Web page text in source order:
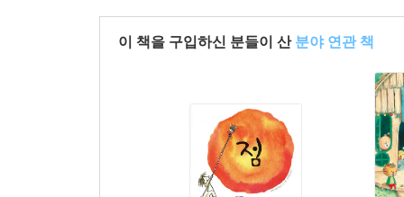
이 책을 구입하신 분들이 산 분야 연관 책